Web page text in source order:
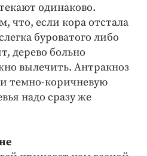
одинаково.
что, если кора отстала
буроватого либо
дерево больно
вылечить. Антракноз
темно-коричневую
надо сразу же